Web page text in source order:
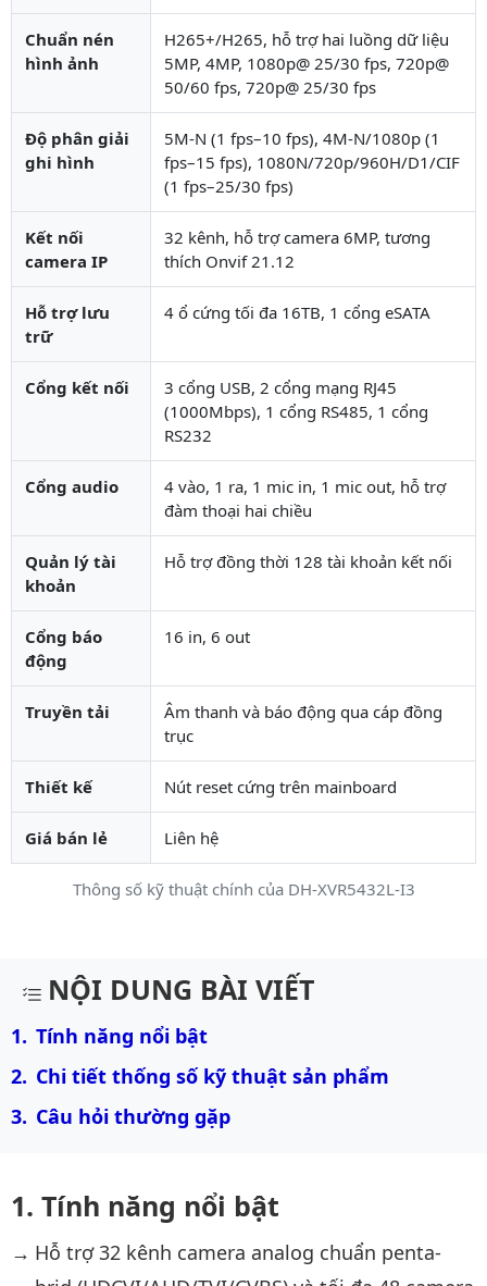
Thông số kỹ thuật chính của DH-XVR5432L-I3
Chuẩn nén
hình ảnh
H265+/H265, hỗ trợ hai luồng dữ liệu
5MP, 4MP, 1080p@ 25/30 fps, 720p@
50/60 fps, 720p@ 25/30 fps
Độ phân giải
ghi hình
5M-N (1 fps–10 fps), 4M-N/1080p (1
fps–15 fps), 1080N/720p/960H/D1/CIF
(1 fps–25/30 fps)
Kết nối
camera IP
32 kênh, hỗ trợ camera 6MP, tương
thích Onvif 21.12
Hỗ trợ lưu
trữ
4 ổ cứng tối đa 16TB, 1 cổng eSATA
Cổng kết nối
3 cổng USB, 2 cổng mạng RJ45
(1000Mbps), 1 cổng RS485, 1 cổng
RS232
Cổng audio
4 vào, 1 ra, 1 mic in, 1 mic out, hỗ trợ
đàm thoại hai chiều
Quản lý tài
khoản
Hỗ trợ đồng thời 128 tài khoản kết nối
Cổng báo
động
16 in, 6 out
Truyền tải
Âm thanh và báo động qua cáp đồng
trục
Thiết kế Nút reset cứng trên mainboard
Giá bán lẻ Liên hệ
Mô tả chi tiết sản phẩm
NỘI DUNG BÀI VIẾT
Tính năng nổi bật
Chi tiết thống số kỹ thuật sản phẩm
Câu hỏi thường gặp
Tính năng nổi bật
Hỗ trợ 32 kênh camera analog chuẩn penta-